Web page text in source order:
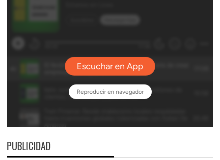
PUBLICIDAD